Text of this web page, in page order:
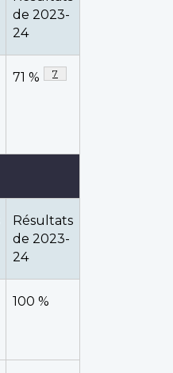
de 2023-
24
71 % Note de bas de page
7
Résultats
de 2023-
24
100 %